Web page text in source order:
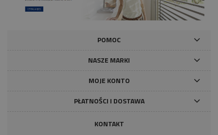
POMOC
NASZE MARKI
MOJE KONTO
PŁATNOŚCI I DOSTAWA
KONTAKT